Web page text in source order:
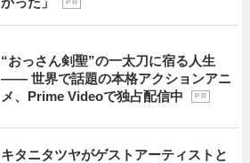
P R
“おっさん剣聖”の一太刀に宿る人生
―― 世界で話題の本格アクションアニ
メ、Prime Videoで独占配信中
P R
キタニタツヤがゲストアーティストと